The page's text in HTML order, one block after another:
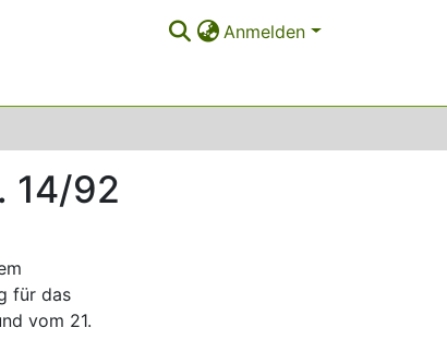
Anmelden
14/92
für das
vom 21.